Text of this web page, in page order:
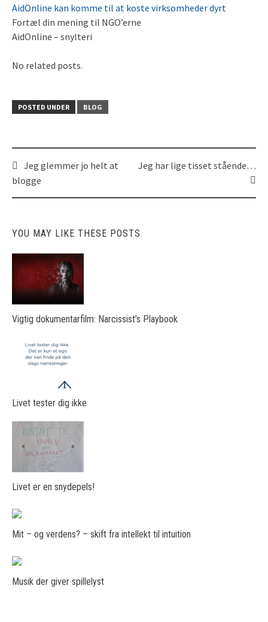
AidOnline kan komme til at koste virksomheder dyrt
Fortæl din mening til NGO’erne
AidOnline – snylteri
No related posts.
POSTED UNDER BLOG
Post
navigation
Jeg glemmer jo helt at
blogge
Jeg har lige tisset stående…
YOU MAY LIKE THESE POSTS
Vigtig dokumentarfilm: Narcissist’s Playbook
Livet tester dig ikke
Livet er en snydepels!
Mit – og verdens? – skift fra intellekt til intuition
Musik der giver spillelyst